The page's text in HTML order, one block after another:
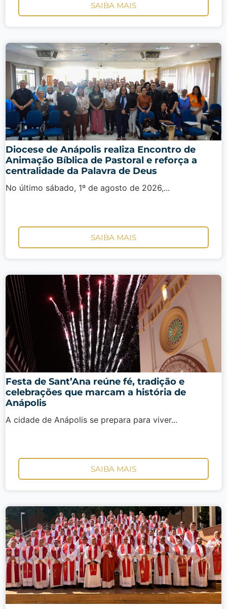
SAIBA MAIS
Diocese de Anápolis realiza Encontro de
Animação Bíblica de Pastoral e reforça a
centralidade da Palavra de Deus
No último sábado, 1º de agosto de 2026,...
SAIBA MAIS
Festa de Sant’Ana reúne fé, tradição e
celebrações que marcam a história de
Anápolis
A cidade de Anápolis se prepara para viver...
SAIBA MAIS